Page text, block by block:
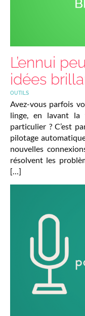
L’ennui
idées
OUTILS
Avez-vous parfois
linge, en lavant la
particulier ? C’est
pilotage
nouvelles
résolvent les
[…]